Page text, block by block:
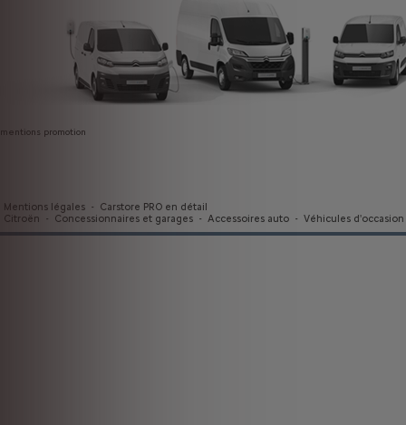
mentions promotion
Mentions légales -
Carstore PRO en détail
Citroën
- Concessionnaires et garages - Accessoires auto - Véhicules d'occasion